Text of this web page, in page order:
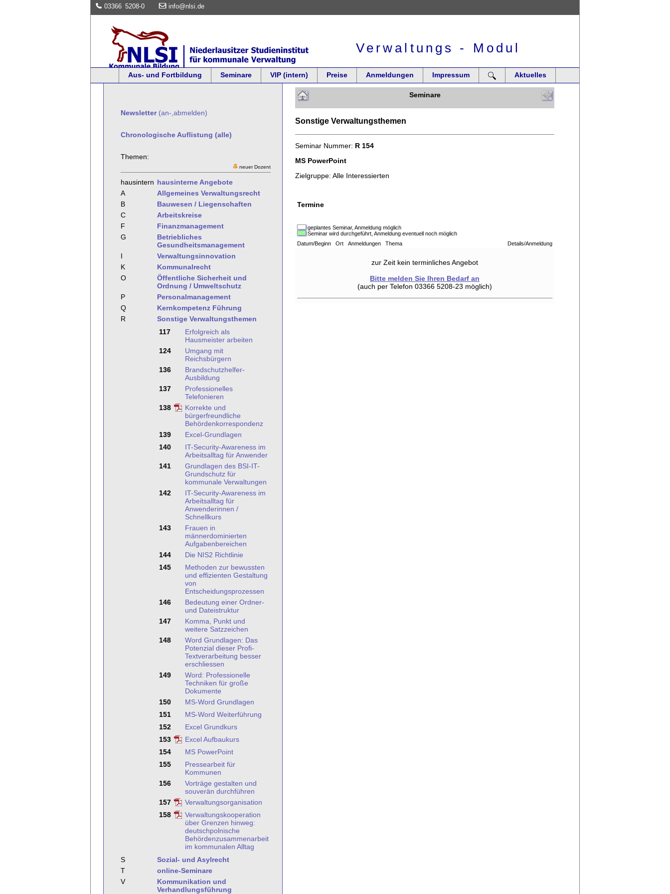
03366 5208-0 info@nlsi.de
Verwaltungs - Modul
Aus- und Fortbildung Seminare VIP (intern) Preise Anmeldungen Impressum Aktuelles
Newsletter(an-,abmelden)
Chronologische Auflistung (alle)
Themen:
neuer Dozent
hausintern hausinterne Angebote
A
Allgemeines Verwaltungsrecht
B
Bauwesen / Liegenschaften
C
Arbeitskreise
F
Finanzmanagement
G
Betriebliches
Gesundheitsmanagement
I
Verwaltungsinnovation
K
Kommunalrecht
O
Öffentliche Sicherheit und
Ordnung / Umweltschutz
P
Personalmanagement
Q
Kernkompetenz Führung
R
Sonstige Verwaltungsthemen
117
Erfolgreich als
Hausmeister arbeiten
124
Umgang mit
Reichsbürgern
136
Brandschutzhelfer-
Ausbildung
137
Professionelles
Telefonieren
138
Korrekte und
bürgerfreundliche
Behördenkorrespondenz
139
Excel-Grundlagen
140
IT-Security-Awareness im
Arbeitsalltag für Anwender
141
Grundlagen des BSI-IT-
Grundschutz für
kommunale Verwaltungen
142
IT-Security-Awareness im
Arbeitsalltag für
Anwenderinnen /
Schnellkurs
143
Frauen in
männerdominierten
Aufgabenbereichen
144
Die NIS2 Richtlinie
145
Methoden zur bewussten
und effizienten Gestaltung
von
Entscheidungsprozessen
146
Bedeutung einer Ordner-
und Dateistruktur
147
Komma, Punkt und
weitere Satzzeichen
148
Word Grundlagen: Das
Potenzial dieser Profi-
Textverarbeitung besser
erschliessen
149
Word: Professionelle
Techniken für große
Dokumente
150
MS-Word Grundlagen
151
MS-Word Weiterführung
152
Excel Grundkurs
153
Excel Aufbaukurs
154
MS PowerPoint
155
Pressearbeit für
Kommunen
156
Vorträge gestalten und
souverän durchführen
157
Verwaltungsorganisation
158
Verwaltungskooperation
über Grenzen hinweg:
deutschpolnische
Behördenzusammenarbeit
im kommunalen Alltag
S
Sozial- und Asylrecht
T
online-Seminare
V
Kommunikation und
Verhandlungsführung
Seminare
Sonstige Verwaltungsthemen
Seminar Nummer: R 154
MS PowerPoint
Zielgruppe: Alle Interessierten
Termine
geplantes Seminar, Anmeldung möglich
Seminar wird durchgeführt, Anmeldung eventuell noch möglich
Datum/Beginn Ort Anmeldungen Thema
Details/Anmeldung
zur Zeit kein terminliches Angebot
Bitte melden Sie Ihren Bedarf an
(auch per Telefon 03366 5208-23 möglich)